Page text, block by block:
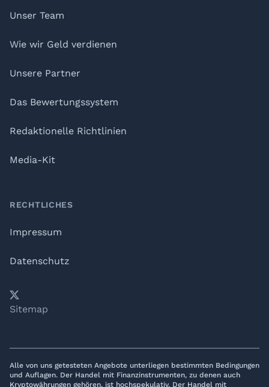
Unser Team
Wie wir Geld verdienen
Unsere Partner
Das Bewertungssystem
Redaktionelle Richtlinien
Media-Kit
RECHTLICHES
Impressum
Datenschutz
YouTube
𝕏 LinkedIn
Telegram
Sitemap
Alle von uns getesteten Angebote unterliegen bestimmten Bedingungen
und Auflagen. Der Handel mit Finanzinstrumenten, zu denen auch
Kryptowährungen gehören, ist hochspekulativ. Der Handel mit